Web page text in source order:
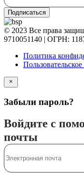
Подписаться
© 2023 Все права
9710051140 | ОГРН:
Политика
Забыли пароль?
Войдите с
почты